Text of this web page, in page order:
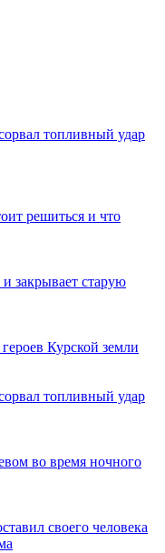
топливный удар
решиться и что
закрывает старую
Курской земли
топливный удар
во время ночного
своего человека